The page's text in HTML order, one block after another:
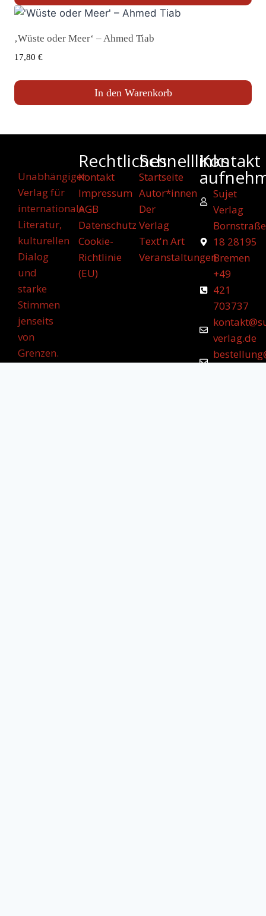
‚Wüste oder Meer‘ – Ahmed Tiab
17,80 €
In den Warenkorb
Unabhängiger
Verlag für
internationale
Literatur,
kulturellen
Dialog
und
starke
Stimmen
jenseits
von
Grenzen.
Rechtliches
Kontakt
Impressum
AGB
Datenschutz
Cookie-
Richtlinie
(EU)
Schnelllinks
Startseite
Autor*innen
Der
Verlag
Text'n Art
Veranstaltungen
Kontakt
Sujet
Verlag
Bornstraße
18 28195
Bremen
+49
421
703737
verlag.de